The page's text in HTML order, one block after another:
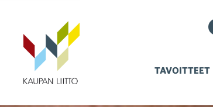
TAVOITTEET